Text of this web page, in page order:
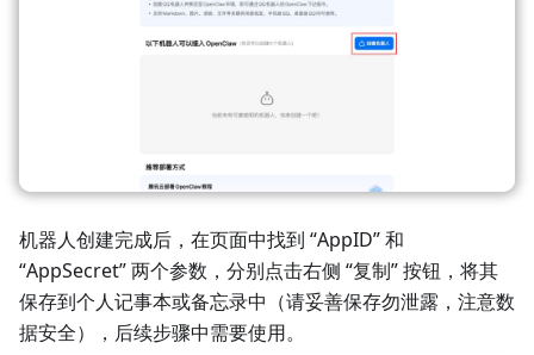
机器人创建完成后，在页面中找到 “AppID” 和
“AppSecret” 两个参数，分别点击右侧 “复制” 按钮，将其
保存到个人记事本或备忘录中（请妥善保存勿泄露，注意数
据安全），后续步骤中需要使用。